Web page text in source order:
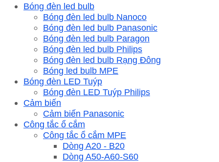
185,000₫.
là:
88,800₫.
Bóng đèn led bulb
Bóng đèn led bulb Nanoco
Bóng đèn led bulb Panasonic
Bóng đèn led bulb Paragon
Bóng đèn led bulb Philips
Bóng đèn led bulb Rạng Đông
Bóng led bulb MPE
Bóng đèn LED Tuýp
Bóng đèn LED Tuýp Philips
Cảm biến
Cảm biến Panasonic
Công tắc ổ cắm
Công tắc ổ cắm MPE
Dòng A20 - B20
Dòng A50-A60-S60